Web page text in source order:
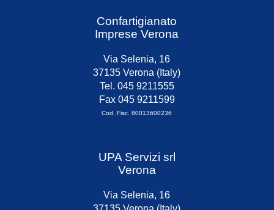
Confartigianato
Imprese Verona
Via Selenia, 16
37135 Verona (Italy)
Tel. 045 9211555
Fax 045 9211599
Cod. Fisc. 80013600236
UPA Servizi srl
Verona
Via Selenia, 16